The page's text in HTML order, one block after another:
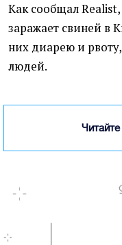
Как сообщал Realist,
заражает свиней в
них диарею и
людей.